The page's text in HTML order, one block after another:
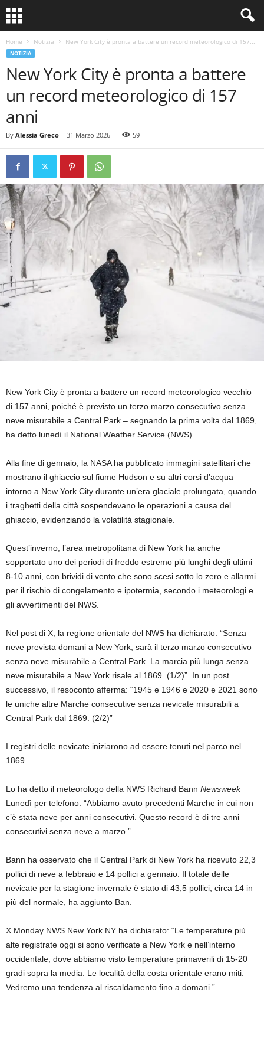
Home Notizia New York City è pronta a battere un record meteorologico di 157...
NOTIZIA
New York City è pronta a battere
un record meteorologico di 157
anni
By Alessia Greco - 31 Marzo 2026 59
New York City è pronta a battere un record meteorologico vecchio
di 157 anni, poiché è previsto un terzo marzo consecutivo senza
neve misurabile a Central Park – segnando la prima volta dal 1869,
ha detto lunedì il National Weather Service (NWS).
Alla fine di gennaio, la NASA ha pubblicato immagini satellitari che
mostrano il ghiaccio sul fiume Hudson e su altri corsi d’acqua
intorno a New York City durante un’era glaciale prolungata, quando
i traghetti della città sospendevano le operazioni a causa del
ghiaccio, evidenziando la volatilità stagionale.
Quest’inverno, l’area metropolitana di New York ha anche
sopportato uno dei periodi di freddo estremo più lunghi degli ultimi
8-10 anni, con brividi di vento che sono scesi sotto lo zero e allarmi
per il rischio di congelamento e ipotermia, secondo i meteorologi e
gli avvertimenti del NWS.
Nel post di X, la regione orientale del NWS ha dichiarato: “Senza
neve prevista domani a New York, sarà il terzo marzo consecutivo
senza neve misurabile a Central Park. La marcia più lunga senza
neve misurabile a New York risale al 1869. (1/2)”. In un post
successivo, il resoconto afferma: “1945 e 1946 e 2020 e 2021 sono
le uniche altre Marche consecutive senza nevicate misurabili a
Central Park dal 1869. (2/2)”
I registri delle nevicate iniziarono ad essere tenuti nel parco nel
1869.
Lo ha detto il meteorologo della NWS Richard Bann Newsweek
Lunedì per telefono: “Abbiamo avuto precedenti Marche in cui non
c’è stata neve per anni consecutivi. Questo record è di tre anni
consecutivi senza neve a marzo.”
Bann ha osservato che il Central Park di New York ha ricevuto 22,3
pollici di neve a febbraio e 14 pollici a gennaio. Il totale delle
nevicate per la stagione invernale è stato di 43,5 pollici, circa 14 in
più del normale, ha aggiunto Ban.
X Monday NWS New York NY ha dichiarato: “Le temperature più
alte registrate oggi si sono verificate a New York e nell’interno
occidentale, dove abbiamo visto temperature primaverili di 15-20
gradi sopra la media. Le località della costa orientale erano miti.
Vedremo una tendenza al riscaldamento fino a domani.”